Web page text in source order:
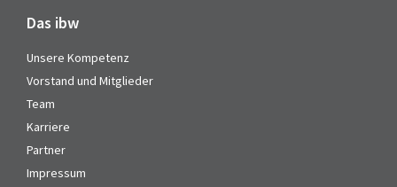
Das ibw
Unsere Kompetenz
Vorstand und Mitglieder
Team
Karriere
Partner
Impressum